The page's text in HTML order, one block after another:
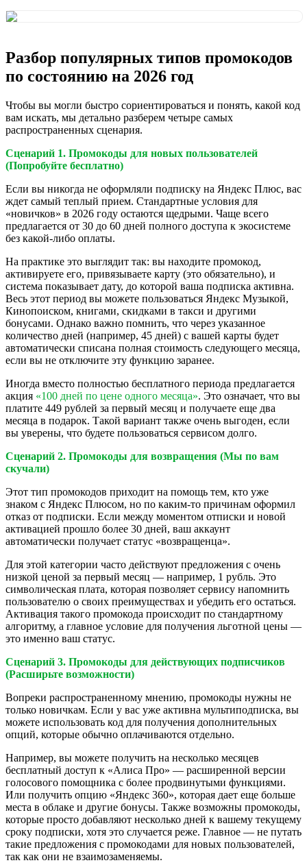
Разбор популярных типов промокодов
по состоянию на 2026 год
Чтобы вы могли быстро сориентироваться и понять, какой код
вам искать, мы детально разберем четыре самых
распространенных сценария.
Сценарий 1. Промокоды для новых пользователей
(Попробуйте бесплатно)
Если вы никогда не оформляли подписку на Яндекс Плюс, вас
ждет самый теплый прием. Стандартные условия для
«новичков» в 2026 году остаются щедрыми. Чаще всего
предлагается от 30 до 60 дней полного доступа к экосистеме
без какой-либо оплаты.
На практике это выглядит так: вы находите промокод,
активируете его, привязываете карту (это обязательно), и
система показывает дату, до которой ваша подписка активна.
Весь этот период вы можете пользоваться Яндекс Музыкой,
Кинопоиском, книгами, скидками в такси и другими
бонусами. Однако важно помнить, что через указанное
количество дней (например, 45 дней) с вашей карты будет
автоматически списана полная стоимость следующего месяца,
если вы не отключите эту функцию заранее.
Иногда вместо полностью бесплатного периода предлагается
акция «100 дней по цене одного месяца». Это означает, что вы
платите 449 рублей за первый месяц и получаете еще два
месяца в подарок. Такой вариант также очень выгоден, если
вы уверены, что будете пользоваться сервисом долго.
Сценарий 2. Промокоды для возвращения (Мы по вам
скучали)
Этот тип промокодов приходит на помощь тем, кто уже
знаком с Яндекс Плюсом, но по каким-то причинам оформил
отказ от подписки. Если между моментом отписки и новой
активацией прошло более 30 дней, ваш аккаунт
автоматически получает статус «возвращенца».
Для этой категории часто действуют предложения с очень
низкой ценой за первый месяц — например, 1 рубль. Это
символическая плата, которая позволяет сервису напомнить
пользователю о своих преимуществах и убедить его остаться.
Активация такого промокода происходит по стандартному
алгоритму, а главное условие для получения льготной цены —
это именно ваш статус.
Сценарий 3. Промокоды для действующих подписчиков
(Расширьте возможности)
Вопреки распространенному мнению, промокоды нужны не
только новичкам. Если у вас уже активна мультиподписка, вы
можете использовать код для получения дополнительных
опций, которые обычно оплачиваются отдельно.
Например, вы можете получить на несколько месяцев
бесплатный доступ к «Алиса Про» — расширенной версии
голосового помощника с более продвинутыми функциями.
Или получить опцию «Яндекс 360», которая дает еще больше
места в облаке и другие бонусы. Также возможны промокоды,
которые просто добавляют несколько дней к вашему текущему
сроку подписки, хотя это случается реже. Главное — не путать
такие предложения с промокодами для новых пользователей,
так как они не взаимозаменяемы.